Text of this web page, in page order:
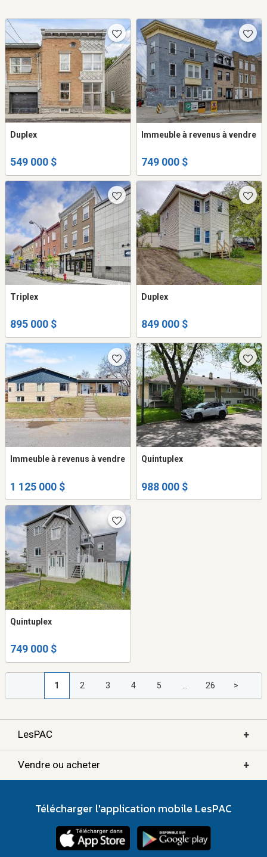
Duplex
549 000 $
Immeuble à revenus à vendre
749 000 $
Triplex
895 000 $
Duplex
849 000 $
Immeuble à revenus à vendre
1 125 000 $
Quintuplex
988 000 $
Quintuplex
749 000 $
1 2 3 4 5 ... 26 >
LesPAC +
Vendre ou acheter +
Télécharger l'application mobile LesPAC